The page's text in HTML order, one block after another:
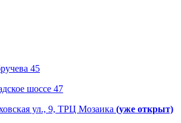
45
шоссе 47
ул., 9, ТРЦ Мозаика (уже открыт)